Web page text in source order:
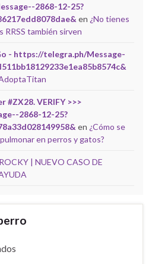
2868-12-25?
en ¿No tienes
RRSS también sirven
- https://telegra.ph/Message-
VERIFY >>>
2868-12-25?
en ¿Cómo se
en perros y gatos?
| NUEVO CASO DE